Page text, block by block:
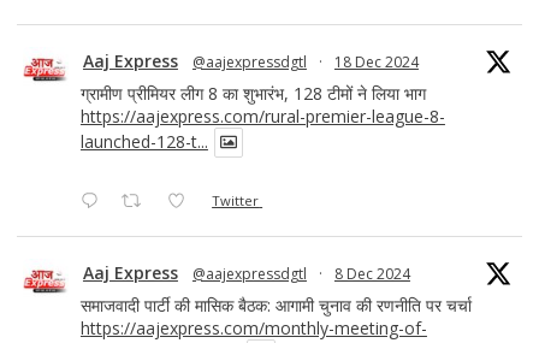
Aaj Express @aajexpressdgtl · 18 Dec 2024
ग्रामीण प्रीमियर लीग 8 का शुभारंभ, 128 टीमों ने लिया भाग
https://aajexpress.com/rural-premier-league-8-
launched-128-t...
Twitter
Aaj Express @aajexpressdgtl · 8 Dec 2024
समाजवादी पार्टी की मासिक बैठक: आगामी चुनाव की रणनीति पर चर्चा
https://aajexpress.com/monthly-meeting-of-